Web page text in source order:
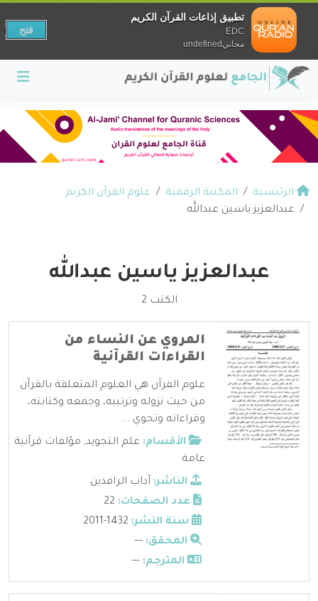
الرئيسية المكتبة الرقمية
علوم القرآن الكريم
عبدالعزيز ياسين عبدالله
عبدالعزيز ياسين عبدالله
الكتب 2
المروي عن النساء من
القراءات القرآنية
علوم القرآن هي العلوم المتعلقة بالقرآن
من حيث نزوله وترتيبه، وجمعه وكتابته،
وقراءاته وتجوي ...
الأقسام: علم التجويد, مؤلفات قرآنية
عامة
الناشر: آداب الرافدين
عدد الصفحات:
سنة النشر:
المحقق: ---
المترجم: ---
تطبيق إذاعات القرآن الكريم
EDC
مجانيundefined
فتح